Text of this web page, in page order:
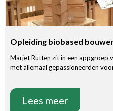
Opleiding biobased
Marjet Rutten zit in een appgroep
met allemaal gepassioneerden
Lees meer